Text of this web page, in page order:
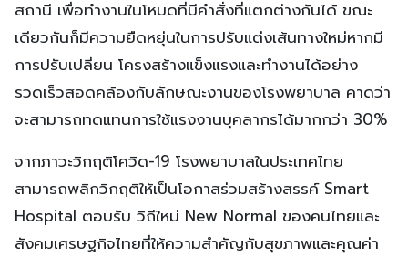
สถานี เพื่อทำงานในโหมดที่มีคำสั่งที่แตกต่างกันได้ ขณะ
เดียวกันก็มีความยืดหยุ่นในการปรับแต่งเส้นทางใหม่หากมี
การปรับเปลี่ยน โครงสร้างแข็งแรงและทำงานได้อย่าง
รวดเร็วสอดคล้องกับลักษณะงานของโรงพยาบาล คาดว่า
จะสามารถทดแทนการใช้แรงงานบุคลากรได้มากกว่า 30%
จากภาวะวิกฤติโควิด-19 โรงพยาบาลในประเทศไทย
สามารถพลิกวิกฤติให้เป็นโอกาสร่วมสร้างสรรค์ Smart
Hospital ตอบรับ วิถีใหม่ New Normal ของคนไทยและ
สังคมเศรษฐกิจไทยที่ให้ความสำคัญกับสุขภาพและคุณค่า